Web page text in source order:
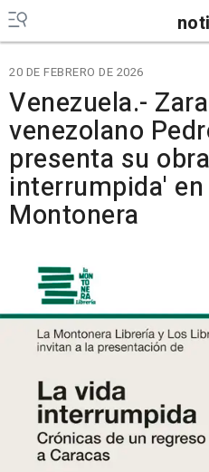
noti
20 DE FEBRERO DE 2026
Venezuela.-
venezolano
presenta su
interrumpida'
Montonera